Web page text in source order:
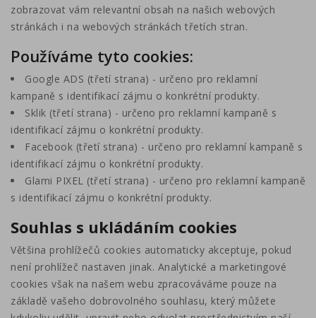
zobrazovat vám relevantní obsah na našich webových
stránkách i na webových stránkách třetích stran.
Používáme tyto cookies:
Google ADS (třetí strana) - určeno pro reklamní
kampaně s identifikací zájmu o konkrétní produkty.
Sklik (třetí strana) - určeno pro reklamní kampaně s
identifikací zájmu o konkrétní produkty.
Facebook (třetí strana) - určeno pro reklamní kampaně s
identifikací zájmu o konkrétní produkty.
Glami PIXEL (třetí strana) - určeno pro reklamní kampaně
s identifikací zájmu o konkrétní produkty.
Souhlas s ukládáním cookies
Většina prohlížečů cookies automaticky akceptuje, pokud
není prohlížeč nastaven jinak. Analytické a marketingové
cookies však na našem webu zpracováváme pouze na
základě vašeho dobrovolného souhlasu, který můžete